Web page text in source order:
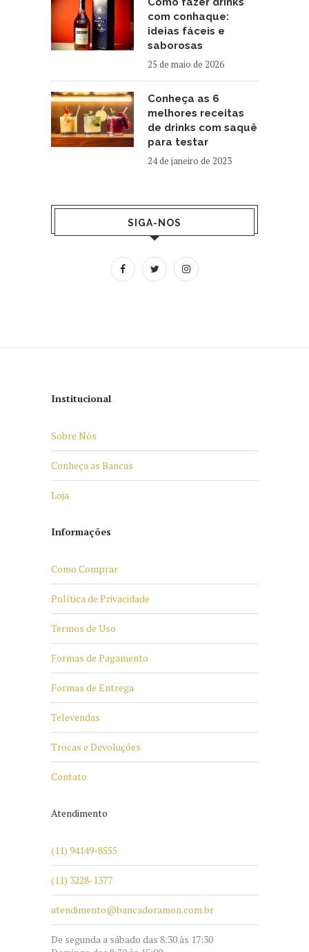
com conhaque:
ideias fáceis e
saborosas
25 de maio de 2026
Conheça as 6
melhores receitas
de drinks com saquê
para testar
24 de janeiro de 2023
SIGA-NOS
Institucional
Sobre Nós
Conheça as Bancas
Loja
Informações
Como Comprar
Política de Privacidade
Termos de Uso
Formas de Pagamento
Formas de Entrega
Televendas
Trocas e Devoluções
Contato
Atendimento
(11) 94149-8555
(11) 3228-1377
atendimento@bancadoramon.com.br
De segunda a sábado das 8:30 às 17:30